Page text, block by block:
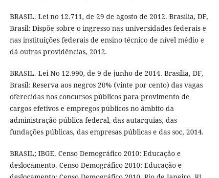
BRASIL. Lei no 12.711, de 29 de agosto de 2012. Brasília, DF,
Brasil: Dispõe sobre o ingresso nas universidades federais e
nas instituições federais de ensino técnico de nível médio e
dá outras providências, 2012.
BRASIL. Lei No 12.990, de 9 de junho de 2014. Brasília, DF,
Brasil: Reserva aos negros 20% (vinte por cento) das vagas
oferecidas nos concursos públicos para provimento de
cargos efetivos e empregos públicos no âmbito da
administração pública federal, das autarquias, das
fundações públicas, das empresas públicas e das soc, 2014.
BRASIL; IBGE. Censo Demográfico 2010: Educação e
deslocamento. Censo Demográfico 2010: Educação e